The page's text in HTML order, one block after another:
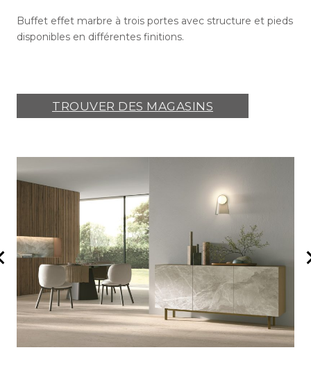
Buffet effet marbre à trois portes avec structure et pieds
disponibles en différentes finitions.
TROUVER DES MAGASINS